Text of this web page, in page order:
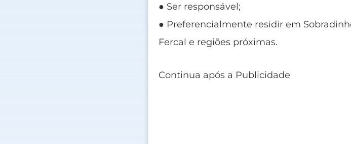
● Ser responsável;
● Preferencialmente residir em
Fercal e regiões próximas.
Continua após a Publicidade